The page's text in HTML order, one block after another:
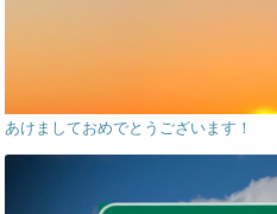
あけましておめでとうございます！